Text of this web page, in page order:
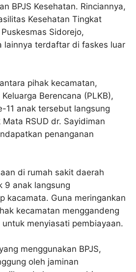
BPJS Kesehatan. Rinciannya,
Kesehatan Tingkat
Sidorejo,
lainnya terdaftar di faskes luar
pihak kecamatan,
Berencana (PLKB),
11 anak tersebut langsung
RSUD dr. Sayidiman
penanganan
di rumah sakit daerah
9 anak langsung
kacamata. Guna meringankan
kecamatan menggandeng
untuk menyiasati pembiayaan.
menggunakan BPJS,
oleh jaminan